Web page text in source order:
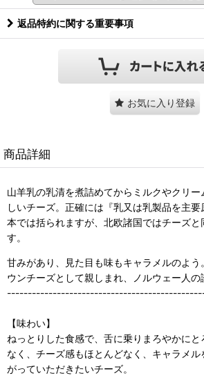
返品特約に関する重要事項
お気に入り登録
商品詳細
山羊乳の乳清を煮詰めてからミルクやクリ
しいチーズ。正確には『乳又は乳製品を主
本では括られますが、北欧諸国ではチーズと
す。
甘みがあり、見た目も味もキャラメルのよう
ウンチーズとして親しまれ、ノルウェー人の
【味わい】
ねっとりした食感で、舌に乗りまろやかに
なく、チーズ感もほとんどなく、キャラメ
がっていただきたいチーズ。